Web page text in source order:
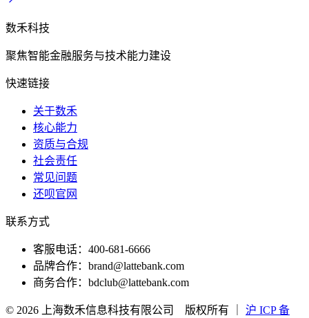
数禾科技
聚焦智能金融服务与技术能力建设
快速链接
关于数禾
核心能力
资质与合规
社会责任
常见问题
还呗官网
联系方式
客服电话： 400-681-6666
品牌合作： brand@lattebank.com
商务合作： bdclub@lattebank.com
© 2026 上海数禾信息科技有限公司 版权所有 沪 ICP 备